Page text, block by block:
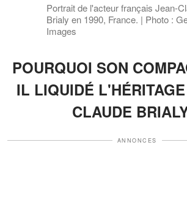
Portrait de l'acteur français Jean-
Brialy en 1990, France. | Photo :
Images
POURQUOI SON
IL LIQUIDÉ
CLAUDE
ANNONCES